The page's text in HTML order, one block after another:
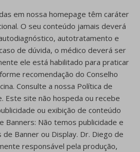
em nossa homepage têm caráter
O seu conteúdo jamais deverá
autotratamento e
de dúvida, o médico deverá ser
ele está habilitado para praticar
recomendação do Conselho
Consulte a nossa Política de
Este site não hospeda ou recebe
ou exibição de conteúdo
Banners: Não temos publicidade e
Banner ou Display. Dr. Diego de
responsável pela produção,